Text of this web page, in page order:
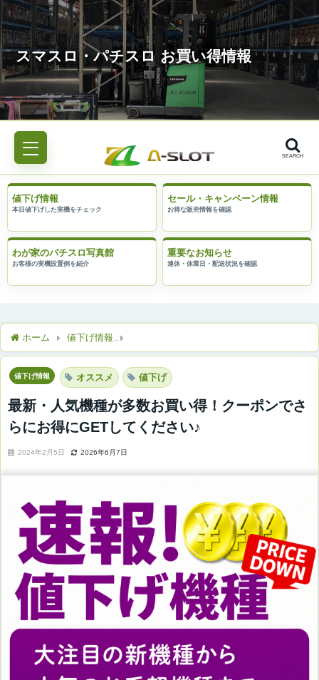
SEARCH
値下げ情報 セール・キャンペーン情報
わが家のパチスロ写真館 重要なお知らせ
ホーム 値下げ情報
値下げ情報 オススメ 値下げ
最新・人気機種が多数お買い得！クーポンでさ
らにお得にGETしてください♪
2024年2月5日 2026年6月7日